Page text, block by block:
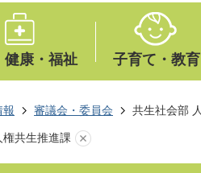
健康・福祉 子育て・教育
報 審議会・委員会 共生社会部
共生推進課